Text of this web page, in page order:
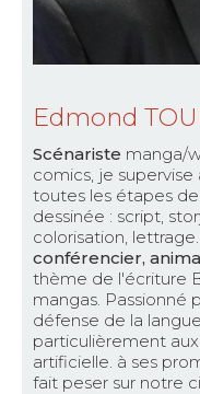
Edmond
Scénariste manga/
comics, je supervise
toutes les étapes
dessinée : script,
colorisation,
conférencier,
thème de l'écriture
mangas. Passionné
défense de la
particulièrement
artificielle. à ses
fait peser sur notre